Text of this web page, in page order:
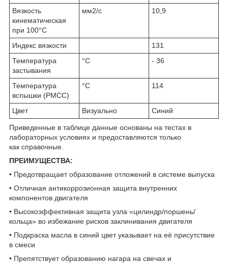
Вязкость
кинематическая
при 100°C
мм2/с 10,9
Индекс вязкости
131
Температура
застывания
°C - 36
Температура
вспышки (PMCC)
°C 114
Цвет Визуально Синий
Приведенные в таблице данные основаны на тестах в
лабораторных условиях и предоставляются только
как справочные.
ПРЕИМУЩЕСТВА:
• Предотвращает образование отложений в системе выпуска
• Отличная антикоррозионная защита внутренних
компонентов двигателя
• Высокоэффективная защита узла «цилиндр/поршень/
кольца» во избежание рисков заклинивания двигателя
• Подкраска масла в синий цвет указывает на её присутствие
в смеси
• Препятствует образованию нагара на свечах и